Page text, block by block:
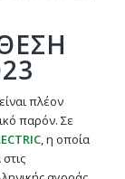
πλέον
παρόν. Σε
, η οποία